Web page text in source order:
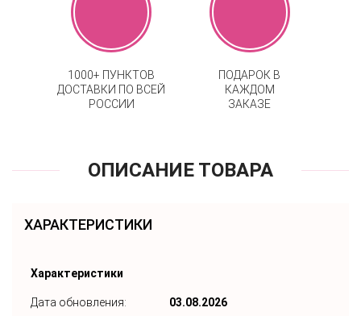
1000+ ПУНКТОВ
ДОСТАВКИ ПО ВСЕЙ
РОССИИ
ПОДАРОК В
КАЖДОМ
ЗАКАЗЕ
ОПИСАНИЕ ТОВАРА
ХАРАКТЕРИСТИКИ
Характеристики
Дата обновления: 03.08.2026